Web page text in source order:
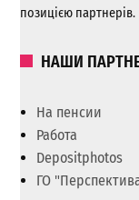
позицією партнерів.
НАШИ
На пенсии
Работа
Depositphotos
ГО